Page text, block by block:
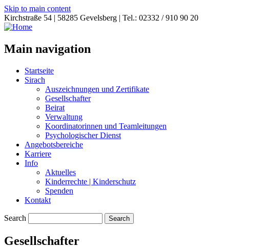
Skip to main content
Kirchstraße 54 | 58285 Gevelsberg | Tel.: 02332 / 910 90 20
Main navigation
Startseite
Sirach
Auszeichnungen und Zertifikate
Gesellschafter
Beirat
Verwaltung
Koordinatorinnen und Teamleitungen
Psychologischer Dienst
Angebotsbereiche
Karriere
Info
Aktuelles
Kinderrechte | Kinderschutz
Spenden
Kontakt
Search
Gesellschafter